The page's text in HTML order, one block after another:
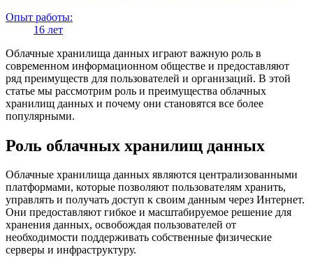
Опыт работы:
16 лет
Облачные хранилища данных играют важную роль в
современном информационном обществе и предоставляют
ряд преимуществ для пользователей и организаций. В этой
статье мы рассмотрим роль и преимущества облачных
хранилищ данных и почему они становятся все более
популярными.
Роль облачных хранилищ данных
Облачные хранилища данных являются централизованными
платформами, которые позволяют пользователям хранить,
управлять и получать доступ к своим данным через Интернет.
Они предоставляют гибкое и масштабируемое решение для
хранения данных, освобождая пользователей от
необходимости поддерживать собственные физические
серверы и инфраструктуру.